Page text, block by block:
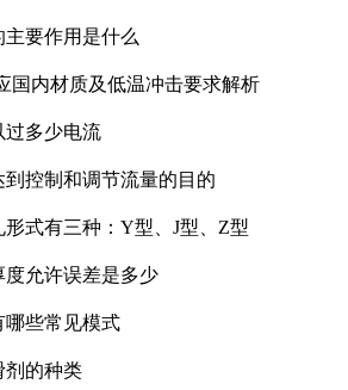
要作用是什么
国内材质及低温冲击要求解析
过多少电流
控制和调节流量的目的
式有三种：Y型、J型、Z型
度允许误差是多少
哪些常见模式
剂的种类